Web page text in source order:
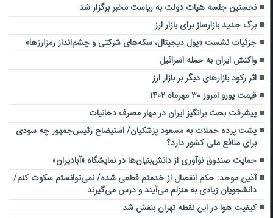
نخستین جلسه هیات دولت به ریاست مخبر برگزار شد
برگ جدید بازارساز برای بازار ارز
جزئیات نشست «پول دیجیتال، سکه‌های شرکتی و چشم‌انداز رمزارزها»
واکنش ایران به حمله اسرائیل
اثر رکود بازارهای دیگر بر بازار ارز
قیمت یورو امروز ۳۰ مهرماه ۱۴۰۲
پیشرفت بحث برانگیز ایران در مهار مصرف دخانیات
پشت پرده حملات به مسعود پزشکیان/ استیضاح رئیس‌جمهور چه سودی
برای منافع ملی کشور دارد؟
حمایت صندوق نوآوری از دانش‌بنیان‌ها در نمایشگاه «آبادیران»
آذین موحد: حکم انفصال از خدمتم قطعی شده/ نمی‌توانستم سکوت کنم/
دانشجویان زیادی به منزلم می‌آیند و درس می‌گیرند
کیفیت هوا در این نقطه تهران بنفش شد